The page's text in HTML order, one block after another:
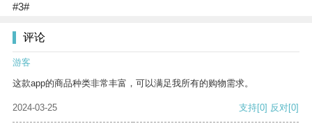
#3#
评论
游客
这款app的商品种类非常丰富，可以满足我所有的购物需求。
2024-03-25 支持[0] 反对[0]